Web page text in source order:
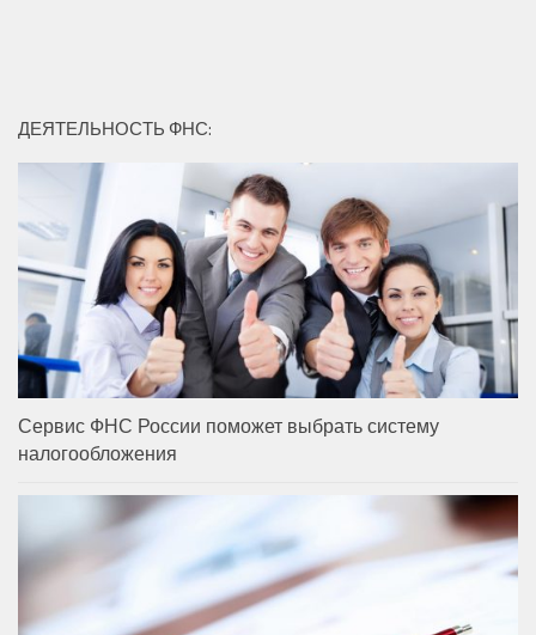
ДЕЯТЕЛЬНОСТЬ ФНС:
Сервис ФНС России поможет выбрать систему
налогообложения